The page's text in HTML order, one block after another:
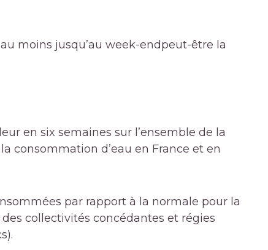
moins jusqu’au week-endpeut-être la
en six semaines sur l’ensemble de la
consommation d’eau en France et en
par rapport à la normale pour la
collectivités concédantes et régies